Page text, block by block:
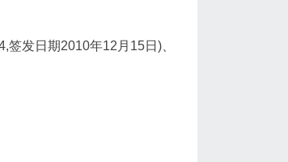
发日期2010年12月15日)、